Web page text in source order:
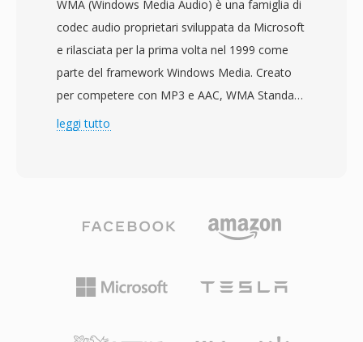
funge da formato audio predefinito per
l&#039;ecosistema Apple (iTunes, iPhone,
iPad), YouTube e numerosi servizi di streaming.
Il primo vantaggio è l&#039;eccellente
efficienza di compressione, che garantisce
audio ad alta fedeltà con un consumo
48 canali, adattandosi a qualsiasi esigenza,
dalle chiamate vocali al suono surround. Terzo,
produttori assicura che praticamente ogni
moderno gestisca i contenuti AAC nativamente
WMA (Windows Media Audio) è una famiglia di
codec audio proprietari sviluppata da Microsoft
e rilasciata per la prima volta nel 1999 come
parte del framework Windows Media. Creato
per competere con MP3 e AAC, WMA Standard
utilizza la codifica percettiva per offrire quella
famiglia di codec si è ampliata con WMA
risoluzione, WMA Lossless per la
compressione archiviale bit-perfect e WMA
leggi tutto